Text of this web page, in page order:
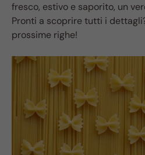
fresco, estivo e saporito, un
Pronti a scoprire tutti i
prossime righe!